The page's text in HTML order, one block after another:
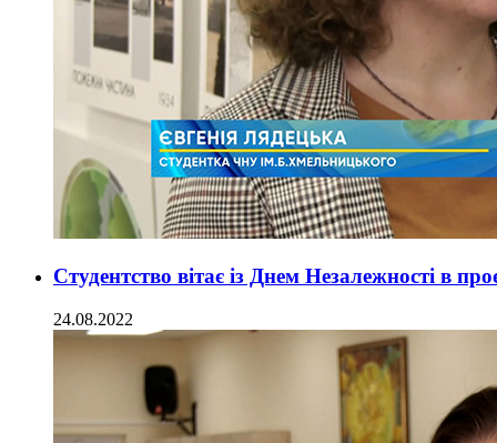
Студентство вітає із Днем Незалежності в
24.08.2022